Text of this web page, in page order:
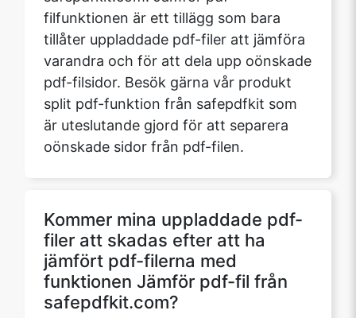
filfunktionen är ett tillägg som bara
tillåter uppladdade pdf-filer att jämföra
varandra och för att dela upp oönskade
pdf-filsidor. Besök gärna vår produkt
split pdf-funktion från safepdfkit som
är uteslutande gjord för att separera
oönskade sidor från pdf-filen.
Kommer mina uppladdade pdf-
filer att skadas efter att ha
jämfört pdf-filerna med
funktionen Jämför pdf-fil från
safepdfkit.com?